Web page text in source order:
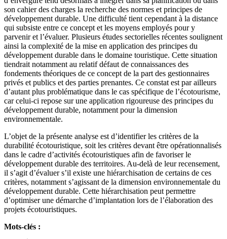
son cahier des charges la recherche des normes et principes de
développement durable. Une difficulté tient cependant à la distance
qui subsiste entre ce concept et les moyens employés pour y
parvenir et l’évaluer. Plusieurs études sectorielles récentes soulignent
ainsi la complexité de la mise en application des principes du
développement durable dans le domaine touristique. Cette situation
tiendrait notamment au relatif défaut de connaissances des
fondements théoriques de ce concept de la part des gestionnaires
privés et publics et des parties prenantes. Ce constat est par ailleurs
d’autant plus problématique dans le cas spécifique de l’écotourisme,
car celui-ci repose sur une application rigoureuse des principes du
développement durable, notamment pour la dimension
environnementale.
L’objet de la présente analyse est d’identifier les critères de la
durabilité écotouristique, soit les critères devant être opérationnalisés
dans le cadre d’activités écotouristiques afin de favoriser le
développement durable des territoires. Au-delà de leur recensement,
il s’agit d’évaluer s’il existe une hiérarchisation de certains de ces
critères, notamment s’agissant de la dimension environnementale du
développement durable. Cette hiérarchisation peut permettre
d’optimiser une démarche d’implantation lors de l’élaboration des
projets écotouristiques.
Mots-clés :